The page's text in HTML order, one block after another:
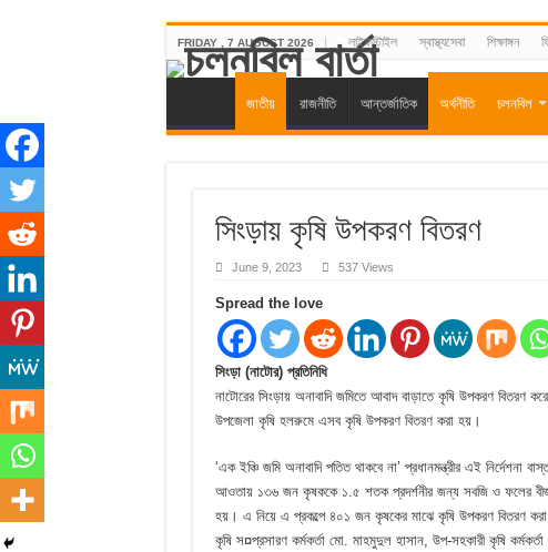
FRIDAY , 7 AUGUST 2026 লাইফস্টাইল স্বাস্থ্যসেবা শিক্ষাঙ্গন
জাতীয় রাজনীতি আন্তর্জাতিক অর্থনীতি চলনবিল
সিংড়ায় কৃষি উপকরণ বিতরণ
June 9, 2023 537 Views
Spread the love
সিংড়া (নাটোর) প্রতিনিধি
নাটোরের সিংড়ায় অনাবাদি জমিতে আবাদ বাড়াতে কৃষি উপকরণ বিতরণ
উপজেলা কৃষি হলরুমে এসব কৃষি উপকরণ বিতরণ করা হয়।
‘এক ইঞ্চি জমি অনাবাদি পতিত থাকবে না’ প্রধানমন্ত্রীর এই নির্দেশনা
আওতায় ১৩৬ জন কৃষককে ১.৫ শতক প্রদর্শনীর জন্য সবজি ও ফলের বীজ,
হয়। এ নিয়ে এ প্রকল্পে ৪০১ জন কৃষকের মাঝে কৃষি উপকরণ বিতরণ করা
কৃষি স¤প্রসারণ কর্মকর্তা মো. মাহমুদুল হাসান, উপ-সহকারী কৃষি